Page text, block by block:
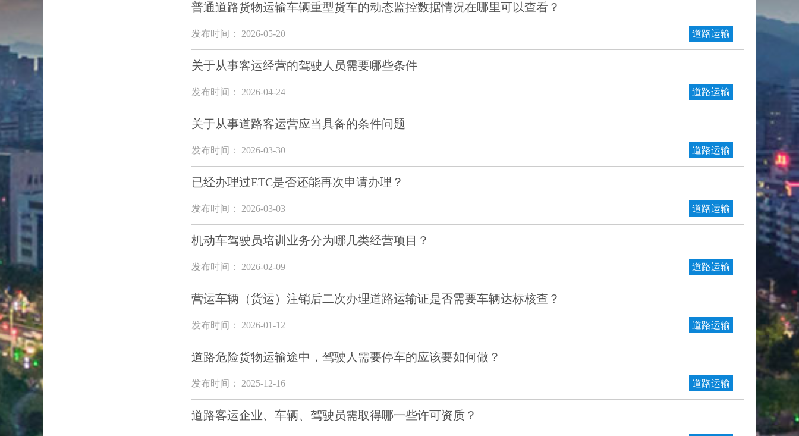
普通道路货物运输车辆重型货车的动态监控数据情况在哪里可以查看？
发布时间： 2026-05-20 道路运输
关于从事客运经营的驾驶人员需要哪些条件
发布时间： 2026-04-24 道路运输
关于从事道路客运营应当具备的条件问题
发布时间： 2026-03-30 道路运输
已经办理过ETC是否还能再次申请办理？
发布时间： 2026-03-03 道路运输
机动车驾驶员培训业务分为哪几类经营项目？
发布时间： 2026-02-09 道路运输
营运车辆（货运）注销后二次办理道路运输证是否需要车辆达标核查？
发布时间： 2026-01-12 道路运输
道路危险货物运输途中，驾驶人需要停车的应该要如何做？
发布时间： 2025-12-16 道路运输
道路客运企业、车辆、驾驶员需取得哪一些许可资质？